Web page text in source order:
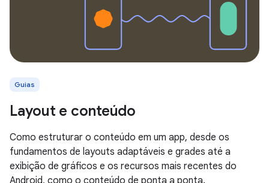
Guias
Layout e conteúdo
Como estruturar o conteúdo em um app, desde os
fundamentos de layouts adaptáveis e grades até a
exibição de gráficos e os recursos mais recentes do
Android, como o conteúdo de ponta a ponta.